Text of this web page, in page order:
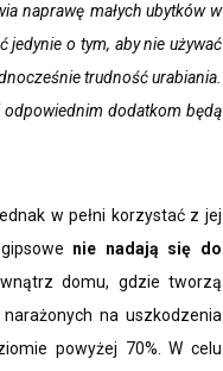
naprawę małych ubytków w
jedynie o tym, aby nie używać
trudność urabiania.
dodatkom będą
w pełni korzystać z jej
nie nadają się do
domu, gdzie tworzą
na uszkodzenia
powyżej 70%. W celu